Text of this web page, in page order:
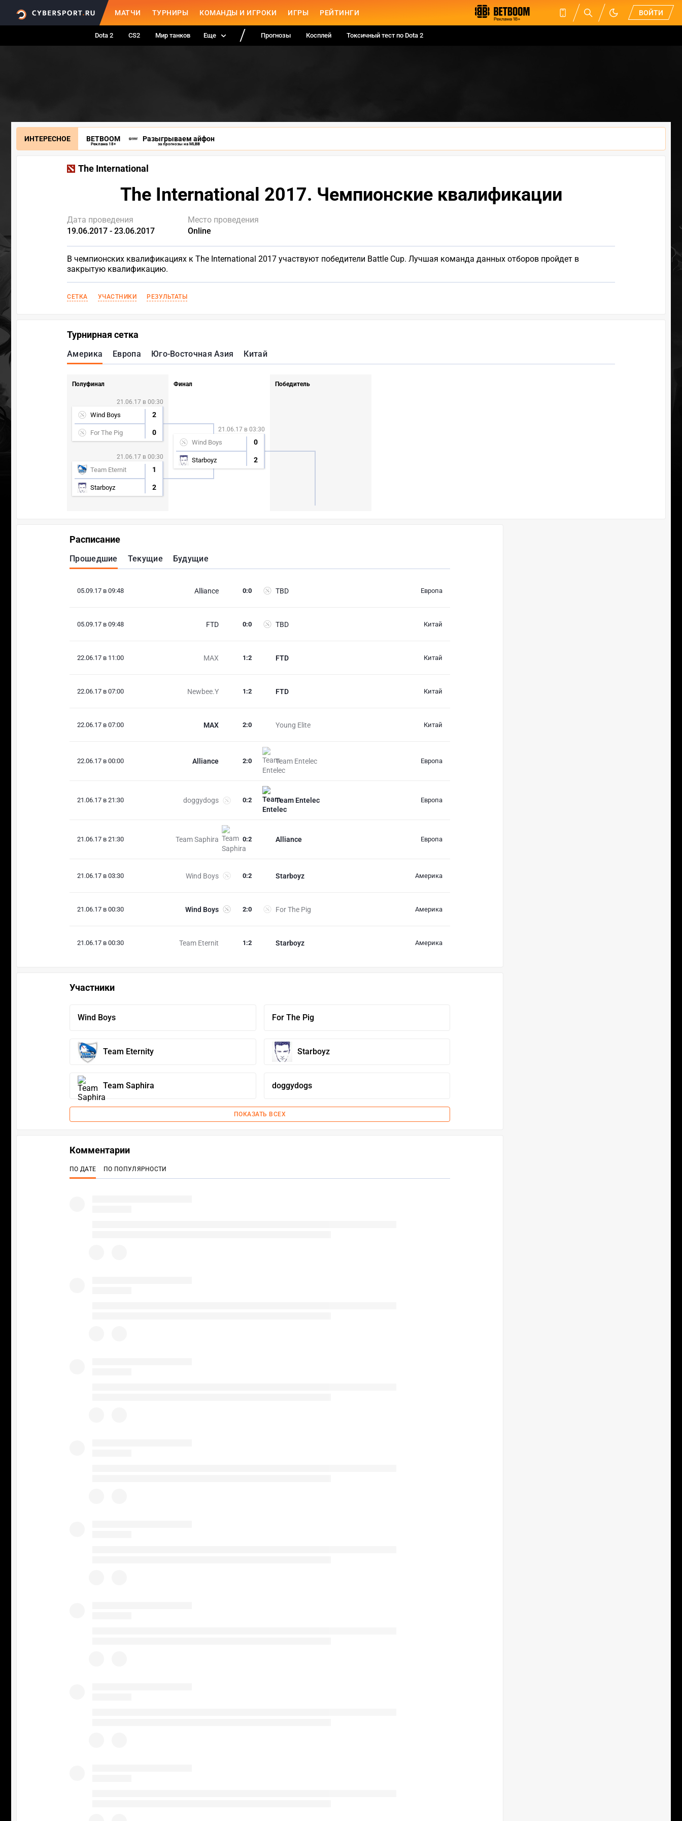
МАТЧИ ТУРНИРЫ КОМАНДЫ И ИГРОКИ ИГРЫ РЕЙТИНГИ ВОЙТИ
Dota 2 CS2 Мир танков Еще Прогнозы Косплей Токсичный тест по Dota 2
ИНТЕРЕСНОЕ BETBOOM
Реклама 18+
Разыгрываем айфон
за прогнозы на MLBB
The International
The International 2017. Чемпионские квалификации
Дата проведения
19.06.2017 - 23.06.2017
Место проведения
Online
В чемпионских квалификациях к The International 2017 участвуют победители Battle Cup. Лучшая команда данных отборов пройдет в
закрытую квалификацию.
СЕТКА УЧАСТНИКИ РЕЗУЛЬТАТЫ
Турнирная сетка
Америка Европа Юго-Восточная Азия Китай
Полуфинал
21.06.17 в 00:30
Wind Boys 2
For The Pig 0
21.06.17 в 00:30
Team Eternit 1
Starboyz 2
Финал
21.06.17 в 03:30
Wind Boys 0
Starboyz 2
Победитель
Расписание
Прошедшие Текущие Будущие
05.09.17 в 09:48 Alliance TBD
0:0 Европа
05.09.17 в 09:48 FTD TBD
0:0 Китай
22.06.17 в 11:00 MAX FTD
1 :2 Китай
22.06.17 в 07:00 Newbee.Y FTD
1 :2 Китай
22.06.17 в 07:00 MAX Young Elite
2:0 Китай
22.06.17 в 00:00 Alliance Team Entelec
2:0 Европа
21.06.17 в 21:30 doggydogs Team Entelec
0:2 Европа
21.06.17 в 21:30 Team Saphira Alliance
0:2 Европа
21.06.17 в 03:30 Wind Boys Starboyz
0:2 Америка
21.06.17 в 00:30 Wind Boys For The Pig
2:0 Америка
21.06.17 в 00:30 Team Eternit Starboyz
1 :2 Америка
Участники
Wind Boys For The Pig
Team Eternity Starboyz
Team Saphira doggydogs
ПОКАЗАТЬ ВСЕХ
Комментарии
ПО ДАТЕ ПО ПОПУЛЯРНОСТИ